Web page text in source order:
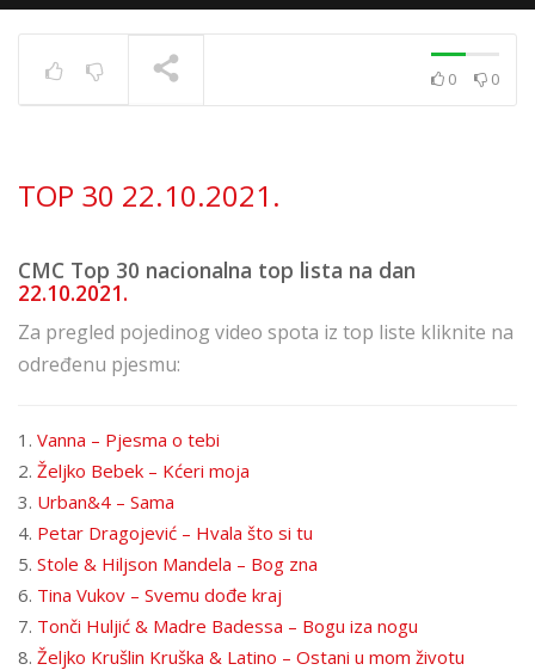
0 0
TOP 30 22.10.2021.
CMC Top 30 nacionalna top lista na dan
22.10.2021.
Za pregled pojedinog video spota iz top liste kliknite na
određenu pjesmu:
1. Vanna – Pjesma o tebi
2. Željko Bebek – Kćeri moja
3. Urban&4 – Sama
4. Petar Dragojević – Hvala što si tu
5. Stole & Hiljson Mandela – Bog zna
6. Tina Vukov – Svemu dođe kraj
7. Tonči Huljić & Madre Badessa – Bogu iza nogu
8. Željko Krušlin Kruška & Latino – Ostani u mom životu